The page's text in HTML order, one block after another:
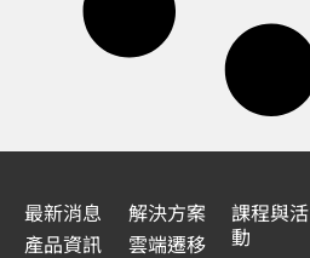
最新消息
產品資訊
解決方案
雲端遷移
課程與活
動